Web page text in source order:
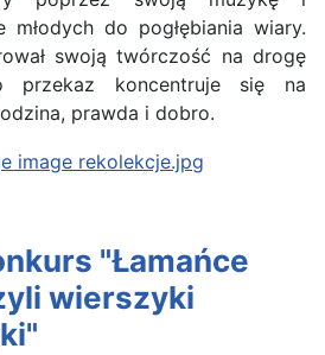
młodych do pogłębiania wiary.
swoją twórczość na drogę
przekaz koncentruje się na
prawda i dobro.
"Łamańce
wierszyki